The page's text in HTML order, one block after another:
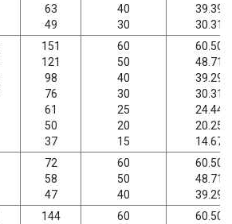
63
49
40
30
39.39
30.31
151
121
98
76
61
50
37
60
50
40
30
25
20
15
60.50
48.71
39.29
30.31
24.44
20.25
14.67
72
58
47
60
50
40
60.50
48.71
39.29
144
60
60.50